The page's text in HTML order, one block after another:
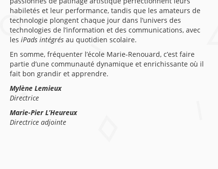
habiletés et leur performance, tandis que les amateurs de
technologie plongent chaque jour dans l’univers des
technologies de l’information et des communications, avec
les iPads intégrés au quotidien scolaire.
En somme, fréquenter l’école Marie-Renouard, c’est faire
partie d’une communauté dynamique et enrichissante où il
fait bon grandir et apprendre.
Mylène Lemieux
Directrice
Marie-Pier L’Heureux
Directrice adjointe